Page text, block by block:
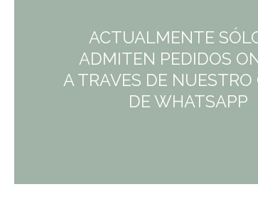
ACTUALMENTE
ADMITEN PEDIDOS
A TRAVES DE
DE WHATSAPP